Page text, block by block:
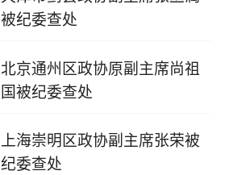
被纪委查处
北京通州区政协原副主席尚祖
国被纪委查处
上海崇明区政协副主席张荣被
纪委查处